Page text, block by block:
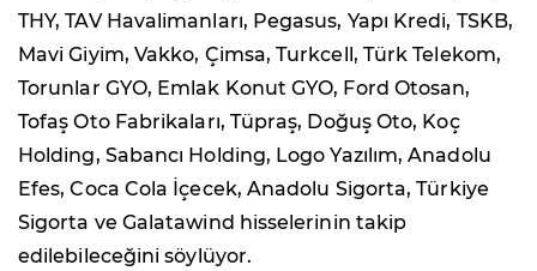
THY, TAV Havalimanları, Pegasus, Yapı Kredi, TSKB,
Mavi Giyim, Vakko, Çimsa, Turkcell, Türk Telekom,
Torunlar GYO, Emlak Konut GYO, Ford Otosan,
Tofaş Oto Fabrikaları, Tüpraş, Doğuş Oto, Koç
Holding, Sabancı Holding, Logo Yazılım, Anadolu
Efes, Coca Cola İçecek, Anadolu Sigorta, Türkiye
Sigorta ve Galatawind hisselerinin takip
edilebileceğini söylüyor.